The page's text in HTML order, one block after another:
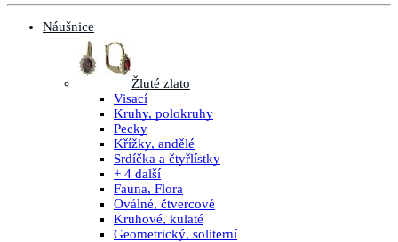
Náušnice
Žluté zlato
Visací
Kruhy, polokruhy
Pecky
Křížky, andělé
Srdíčka a čtyřlístky
+ 4 další
Fauna, Flora
Oválné, čtvercové
Kruhové, kulaté
Geometrický, soliterní